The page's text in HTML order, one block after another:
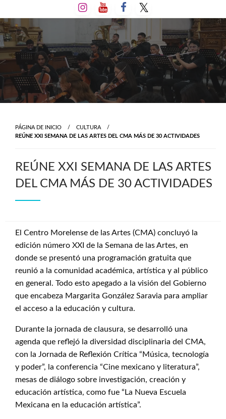
al
contenido
PÁGINA DE INICIO
CULTURA
REÚNE XXI SEMANA DE LAS ARTES DEL CMA MÁS DE 30 ACTIVIDADES
REÚNE XXI SEMANA DE LAS ARTES
DEL CMA MÁS DE 30 ACTIVIDADES
El Centro Morelense de las Artes (CMA) concluyó la
edición número XXI de la Semana de las Artes, en
donde se presentó una programación gratuita que
reunió a la comunidad académica, artística y al público
en general. Todo esto apegado a la visión del Gobierno
que encabeza Margarita González Saravia para ampliar
el acceso a la educación y cultura.
Durante la jornada de clausura, se desarrolló una
agenda que reflejó la diversidad disciplinaria del CMA,
con la Jornada de Reflexión Crítica “Música, tecnología
y poder”, la conferencia “Cine mexicano y literatura”,
mesas de diálogo sobre investigación, creación y
educación artística, como fue “La Nueva Escuela
Mexicana en la educación artística”.